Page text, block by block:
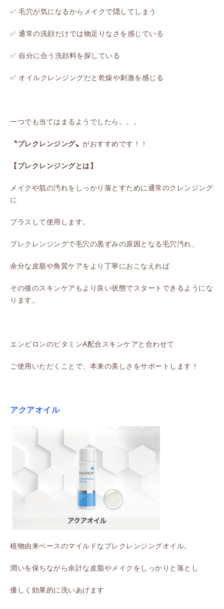
✅ 毛穴が気になるからメイクで隠してしまう
✅ 通常の洗顔だけでは物足りなさを感じている
✅ 自分に合う洗顔料を探している
✅ オイルクレンジングだと乾燥や刺激を感じる
一つでも当てはまるようでしたら。。。
〝プレクレンジング〟 がおすすめです！！
【プレクレンジングとは】
メイクや肌の汚れをしっかり落とすために通常のクレンジング
に
プラスして使用します。
プレクレンジングで毛穴の黒ずみの原因となる毛穴汚れ、
余分な皮脂や角質ケアをより丁寧におこなえれば
その後のスキンケアもより良い状態でスタートできるようにな
ります。
エンビロンのビタミンA配合スキンケアと合わせて
ご使用いただくことで、本来の美しさをサポートします！
アクアオイル
植物由来ベースのマイルドなプレクレンジングオイル。
潤いを保ちながら余計な皮脂やメイクをしっかりと落とし
優しく効果的に洗いあげます